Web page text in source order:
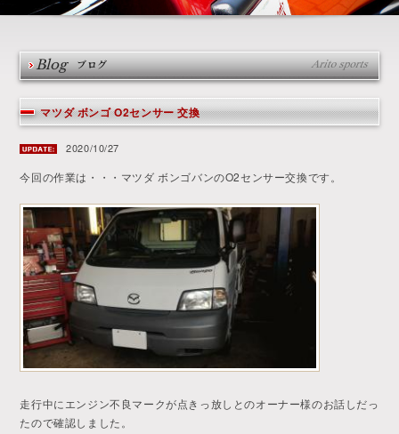
Blog ブログ
マツダ ボンゴ O2センサー 交換
2020/10/27
今回の作業は・・・マツダ ボンゴバンのO2センサー交換です。
走行中にエンジン不良マークが点きっ放しとのオーナー様のお話しだっ
たので確認しました。